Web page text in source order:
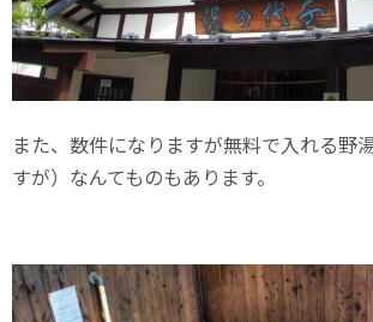
また、数件になりますが無料で入れる野
すが）なんてものもあります。